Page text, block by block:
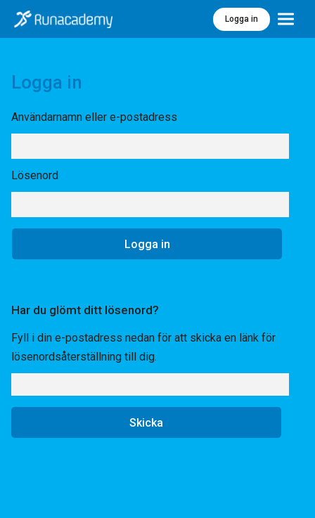
Logga in Meny
Logga in
Användarnamn eller e-postadress
Lösenord
Har du glömt ditt lösenord?
Fyll i din e-postadress nedan för att skicka en länk för
lösenordsåterställning till dig.